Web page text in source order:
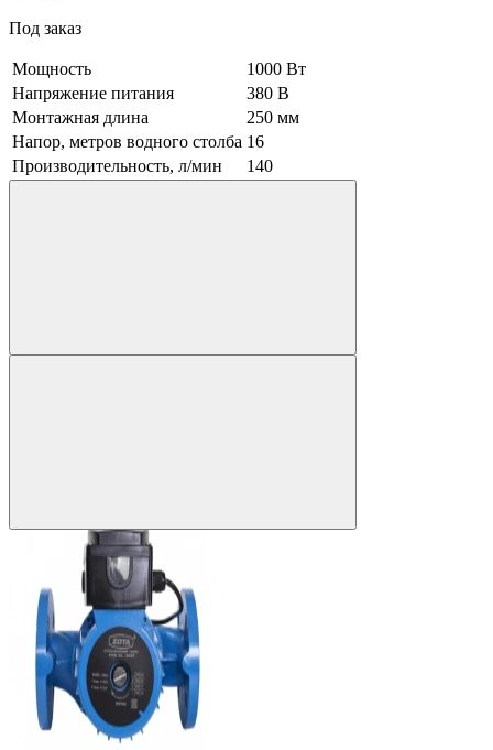
Под заказ
Мощность
1000 Вт
Напряжение питания
380 В
Монтажная длина
250 мм
Напор, метров водного столба 16
Производительность, л/мин
140